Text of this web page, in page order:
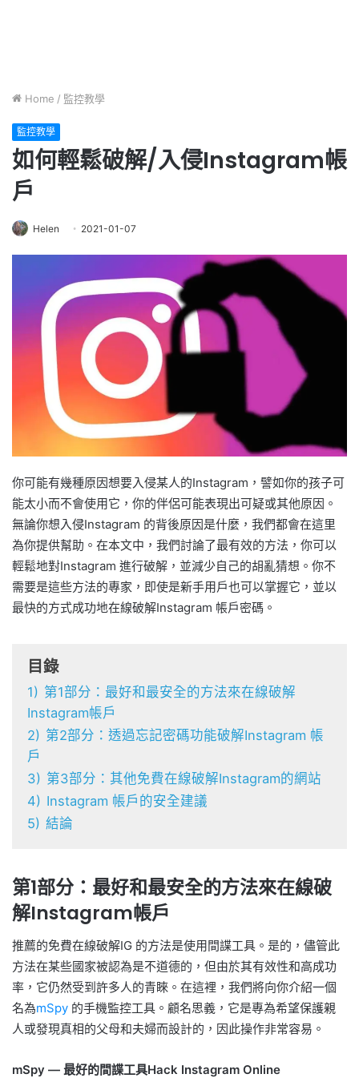
Home / 監控教學
監控教學
如何輕鬆破解/入侵Instagram帳
戶
Helen 2021-01-07
你可能有幾種原因想要入侵某人的Instagram，譬如你的孩子可
能太小而不會使用它，你的伴侶可能表現出可疑或其他原因。
無論你想入侵Instagram 的背後原因是什麼，我們都會在這里
為你提供幫助。在本文中，我們討論了最有效的方法，你可以
輕鬆地對Instagram 進行破解，並減少自己的胡亂猜想。你不
需要是這些方法的專家，即使是新手用戶也可以掌握它，並以
最快的方式成功地在線破解Instagram 帳戶密碼。
目錄
1) 第1部分：最好和最安全的方法來在線破解
Instagram帳戶
2) 第2部分：透過忘記密碼功能破解Instagram 帳
戶
3) 第3部分：其他免費在線破解Instagram的網站
4) Instagram 帳戶的安全建議
5) 結論
第1部分：最好和最安全的方法來在線破
解Instagram帳戶
推薦的免費在線破解IG 的方法是使用間諜工具。是的，儘管此
方法在某些國家被認為是不道德的，但由於其有效性和高成功
率，它仍然受到許多人的青睞。在這裡，我們將向你介紹一個
名為mSpy 的手機監控工具。顧名思義，它是專為希望保護親
人或發現真相的父母和夫婦而設計的，因此操作非常容易。
mSpy — 最好的間諜工具Hack Instagram Online